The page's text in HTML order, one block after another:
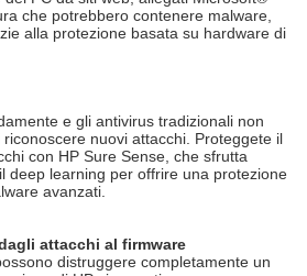
che potrebbero contenere malware,
alla protezione basata su hardware di
e gli antivirus tradizionali non
nuovi attacchi. Proteggete il
con HP Sure Sense, che sfrutta
deep learning per offrire una protezione
avanzati.
attacchi al firmware
distruggere completamente un